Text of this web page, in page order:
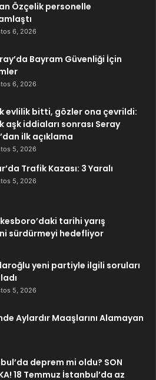
Özçelik personelle
6, 2026
Bayram Güvenliği İçin
6, 2026
evlilik bitti, gözler ona çevrildi:
aşk iddiaları sonrası Seray
ilk açıklama
5, 2026
Trafik Kazası: 3 Yaralı
5, 2026
tarihi yarış
sürdürmeyi hedefliyor
yeni partiyle ilgili soruları
5, 2026
Aylardır Maaşlarını Alamayan
deprem mi oldu? SON
18 Temmuz İstanbul’da az